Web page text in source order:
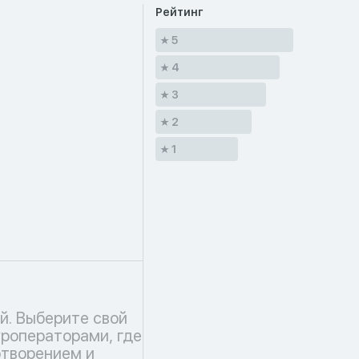
Рейтинг
5
4
3
2
1